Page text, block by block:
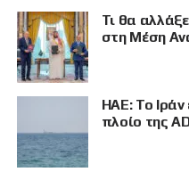
Τι θα
στη Μέση
ΗΑΕ: Το
πλοίο της